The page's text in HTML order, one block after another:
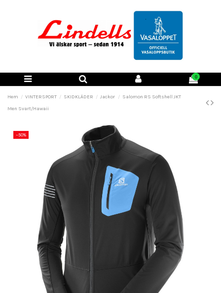
0
Hem VINTERSPORT SKIDKLÄDER Jackor
Salomon RS Softshell JKT
Men Svart/Hawaii
−50%